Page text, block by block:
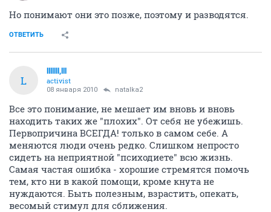
Но понимают они это позже, поэтому и разводятся.
ОТВЕТИТЬ
L
lllllll,lll
activist
08 января 2010 natalka2
Все это понимание, не мешает им вновь и вновь
находить таких же "плохих". От себя не убежишь.
Первопричина ВСЕГДА! только в самом себе. А
меняются люди очень редко. Слишком непросто
сидеть на неприятной "психодиете" всю жизнь.
Самая частая ошибка - хорошие стремятся помочь
тем, кто ни в какой помощи, кроме кнута не
нуждаются. Быть полезным, взрастить, опекать,
весомый стимул для сближения.